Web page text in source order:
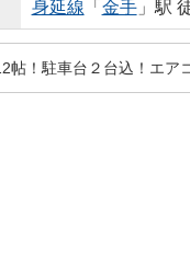
身延線 「 金手」駅
帖！駐車台２台込！エア